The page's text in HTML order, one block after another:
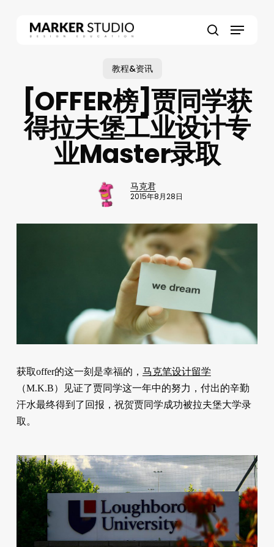
Menu
教程&资讯
[OFFER榜]贾同学获
得拉夫堡工业设计专
业Master录取
马克君
2015年8月28日
获取offer的这一刻是幸福的， 马克笔设计留学
（M.K.B）见证了贾同学这一年中的努力，付出的辛勤
汗水最终得到了回报，祝贺贾同学成功被拉夫堡大学录
取。